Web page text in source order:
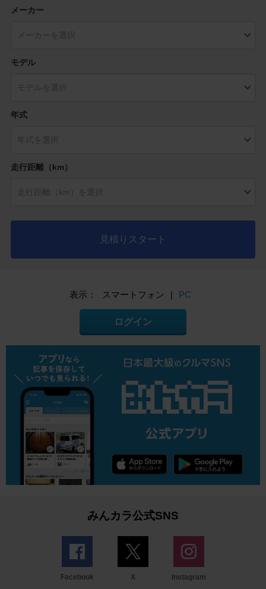
メーカー
モデル
年式
走行距離（km）
見積りスタート
表示： スマートフォン | PC
ログイン
みんカラ公式SNS
Facebook X Instagram